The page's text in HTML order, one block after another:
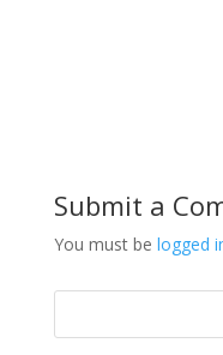
Submit a
You must be logged